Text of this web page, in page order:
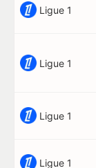
Ligue 1
Ligue 1
Ligue 1
Ligue 1